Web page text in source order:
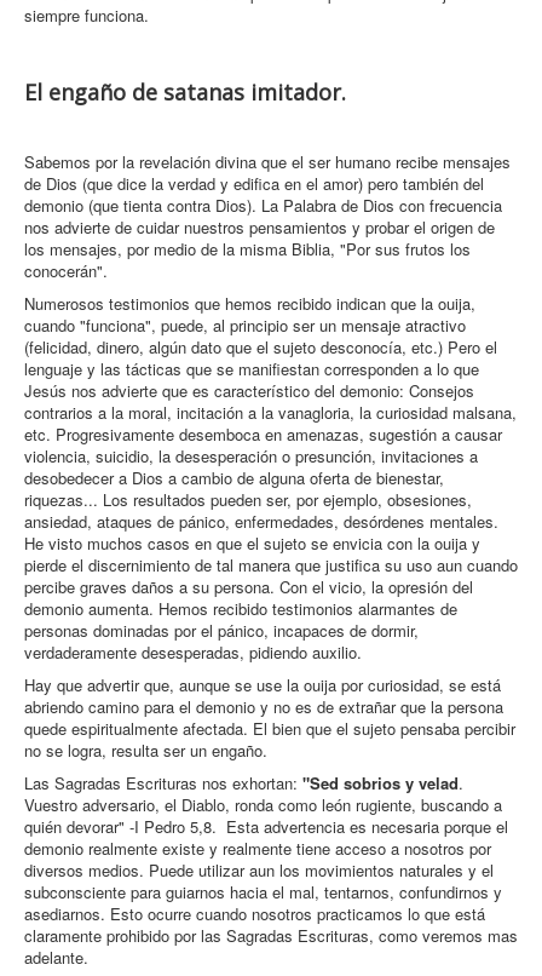
siempre funciona.
El engaño de satanas imitador.
Sabemos por la revelación divina que el ser humano recibe mensajes
de Dios (que dice la verdad y edifica en el amor) pero también del
demonio (que tienta contra Dios). La Palabra de Dios con frecuencia
nos advierte de cuidar nuestros pensamientos y probar el origen de
los mensajes, por medio de la misma Biblia, "Por sus frutos los
conocerán".
Numerosos testimonios que hemos recibido indican que la ouija,
cuando "funciona", puede, al principio ser un mensaje atractivo
(felicidad, dinero, algún dato que el sujeto desconocía, etc.) Pero el
lenguaje y las tácticas que se manifiestan corresponden a lo que
Jesús nos advierte que es característico del demonio: Consejos
contrarios a la moral, incitación a la vanagloria, la curiosidad malsana,
etc. Progresivamente desemboca en amenazas, sugestión a causar
violencia, suicidio, la desesperación o presunción, invitaciones a
desobedecer a Dios a cambio de alguna oferta de bienestar,
riquezas... Los resultados pueden ser, por ejemplo, obsesiones,
ansiedad, ataques de pánico, enfermedades, desórdenes mentales.
He visto muchos casos en que el sujeto se envicia con la ouija y
pierde el discernimiento de tal manera que justifica su uso aun cuando
percibe graves daños a su persona. Con el vicio, la opresión del
demonio aumenta. Hemos recibido testimonios alarmantes de
personas dominadas por el pánico, incapaces de dormir,
verdaderamente desesperadas, pidiendo auxilio.
Hay que advertir que, aunque se use la ouija por curiosidad, se está
abriendo camino para el demonio y no es de extrañar que la persona
quede espiritualmente afectada. El bien que el sujeto pensaba percibir
no se logra, resulta ser un engaño.
Las Sagradas Escrituras nos exhortan: "Sed sobrios y velad.
Vuestro adversario, el Diablo, ronda como león rugiente, buscando a
quién devorar" -I Pedro 5,8. Esta advertencia es necesaria porque el
demonio realmente existe y realmente tiene acceso a nosotros por
diversos medios. Puede utilizar aun los movimientos naturales y el
subconsciente para guiarnos hacia el mal, tentarnos, confundirnos y
asediarnos. Esto ocurre cuando nosotros practicamos lo que está
claramente prohibido por las Sagradas Escrituras, como veremos mas
adelante.